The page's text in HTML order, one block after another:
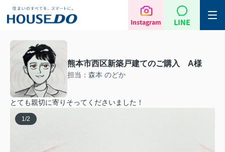
Instagram LINE
熊本市西区新築戸建てのご購入 A様
担当：森本 のどか
とても親切に寄りそってくださいました！
1 /2